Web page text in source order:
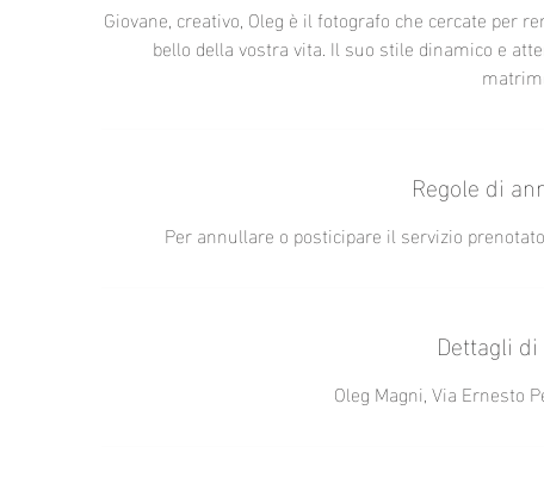
Giovane, creativo, Oleg è il fotografo che cercate per
bello della vostra vita. Il suo stile dinamico e
Regole di
Per annullare o posticipare il servizio
Dettagli
Oleg Magni, Via Ernesto